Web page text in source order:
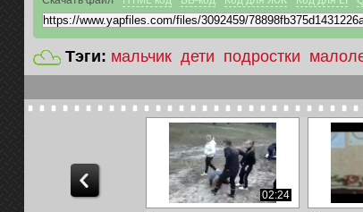
Тэги: мальчик дети подростки
02:24